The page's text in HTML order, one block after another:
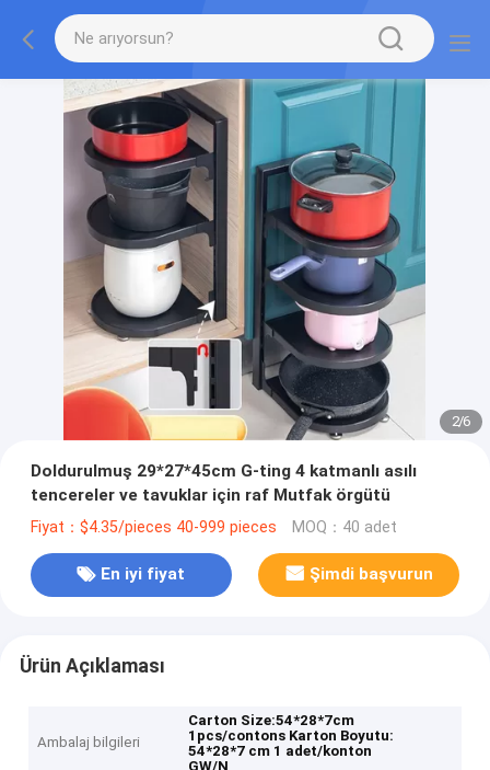
2/6
Doldurulmuş 29*27*45cm G-ting 4 katmanlı asılı
tencereler ve tavuklar için raf Mutfak örgütü
Fiyat：$4.35/pieces 40-999 pieces MOQ：40 adet
En iyi fiyat Şimdi başvurun
Ürün Açıklaması
Ambalaj bilgileri
Carton Size:54*28*7cm
1pcs/contons Karton Boyutu:
54*28*7 cm 1 adet/konton
GW/N